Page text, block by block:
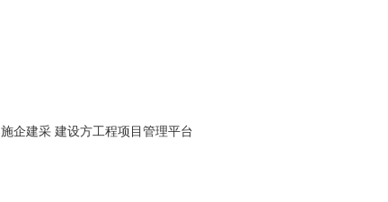
施企建采 建设方工程项目管理平台